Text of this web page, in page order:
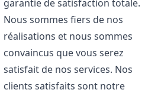
garantie de satisfaction totale.
Nous sommes fiers de nos
réalisations et nous sommes
convaincus que vous serez
satisfait de nos services. Nos
clients satisfaits sont notre